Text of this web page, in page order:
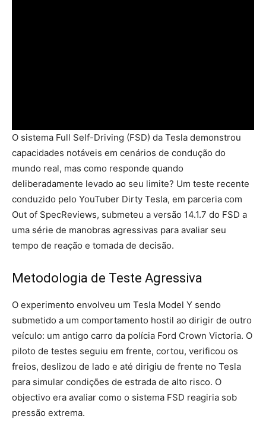
O sistema Full Self-Driving (FSD) da Tesla demonstrou
capacidades notáveis em cenários de condução do
mundo real, mas como responde quando
deliberadamente levado ao seu limite? Um teste recente
conduzido pelo YouTuber Dirty Tesla, em parceria com
Out of SpecReviews, submeteu a versão 14.1.7 do FSD a
uma série de manobras agressivas para avaliar seu
tempo de reação e tomada de decisão.
Metodologia de Teste Agressiva
O experimento envolveu um Tesla Model Y sendo
submetido a um comportamento hostil ao dirigir de outro
veículo: um antigo carro da polícia Ford Crown Victoria. O
piloto de testes seguiu em frente, cortou, verificou os
freios, deslizou de lado e até dirigiu de frente no Tesla
para simular condições de estrada de alto risco. O
objectivo era avaliar como o sistema FSD reagiria sob
pressão extrema.